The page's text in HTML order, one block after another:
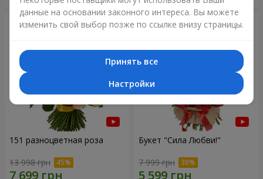
151 разноцветная роза
13 998 грн
Букет "Сила Любви!"
7 999 грн
данные на основании законного интереса. Вы можете
изменить свой выбор позже по ссылке внизу страницы.
Принять все
Настройки